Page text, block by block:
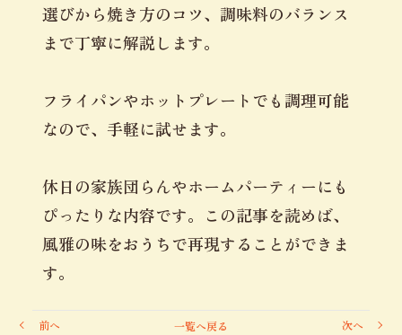
選びから焼き方のコツ、調味料のバランス
まで丁寧に解説します。
フライパンやホットプレートでも調理可能
なので、手軽に試せます。
休日の家族団らんやホームパーティーにも
ぴったりな内容です。この記事を読めば、
風雅の味をおうちで再現することができま
す。
前へ 一覧へ戻る 次へ